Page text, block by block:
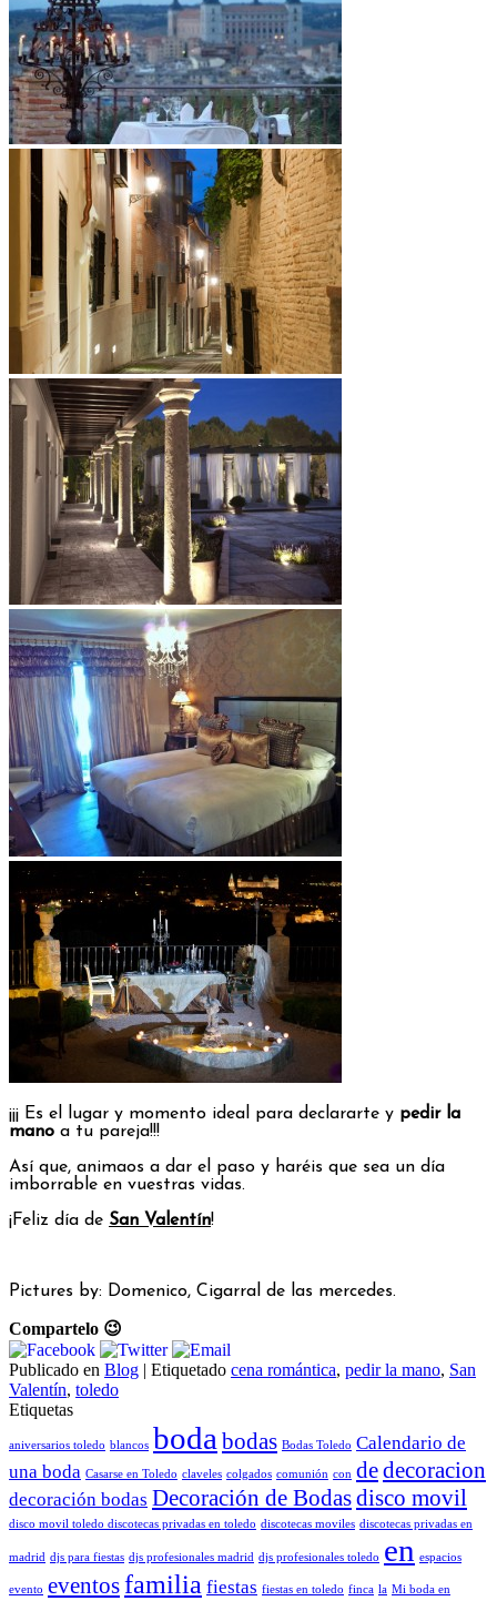
¡¡¡ Es el lugar y momento ideal para declararte y pedir la
mano a tu pareja!!!
Así que, animaos a dar el paso y haréis que sea un día
imborrable en vuestras vidas.
¡Feliz día de San Valentín!
Pictures by: Domenico, Cigarral de las mercedes.
Compartelo 😉
Publicado en Blog | Etiquetado cena romántica, pedir la mano, San
Valentín, toledo
Etiquetas
aniversarios toledo blancos boda bodas Bodas Toledo Calendario de
una boda Casarse en Toledo claveles colgados comunión con dedecoracion
decoración bodas Decoración de Bodasdisco movil
disco movil toledo discotecas privadas en toledo discotecas moviles discotecas privadas en
madrid djs para fiestas djs profesionales madrid djs profesionales toledo en espacios
evento eventosfamilia fiestas fiestas en toledo finca la Mi boda en